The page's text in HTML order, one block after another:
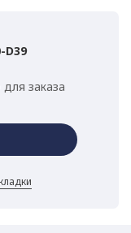
D39
заказа